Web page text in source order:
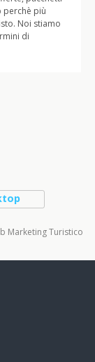
perchè più
Noi stiamo
di
Marketing Turistico